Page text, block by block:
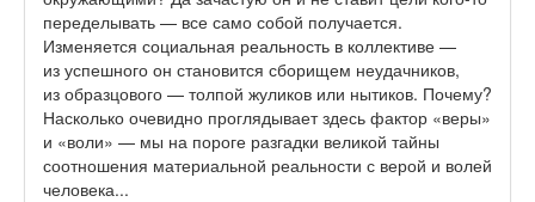
переделывать — все само собой получается.
Изменяется социальная реальность в коллективе —
из успешного он становится сборищем неудачников,
из образцового — толпой жуликов или нытиков. Почему?
Насколько очевидно проглядывает здесь фактор «веры»
и «воли» — мы на пороге разгадки великой тайны
соотношения материальной реальности с верой и волей
человека...